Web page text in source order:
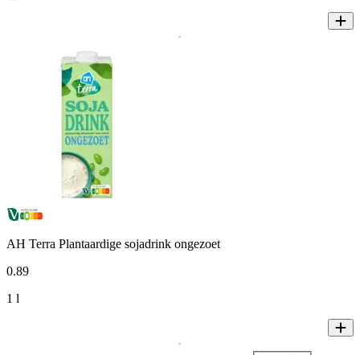
AH Terra Plantaardige sojadrink ongezoet
0.89
1 l